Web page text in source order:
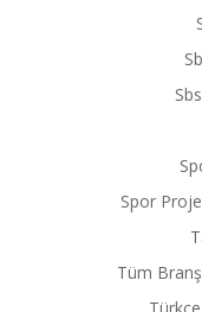
Spor
Tüm